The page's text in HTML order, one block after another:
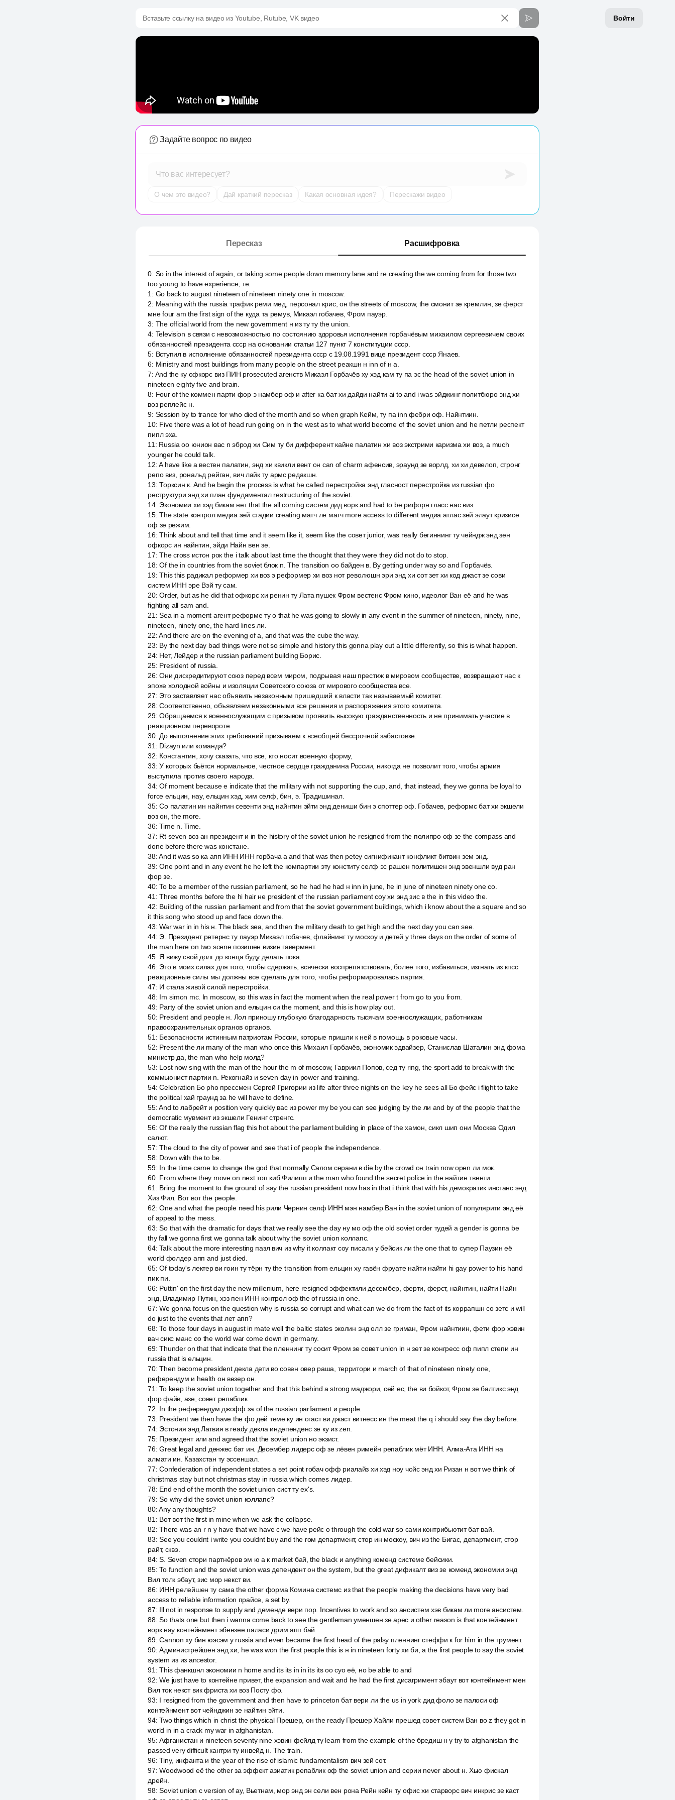
Войти
Вставьте ссылку на видео из Youtube, Rutube, VK видео
Задайте вопрос по видео
Что вас интересует?
О чем это видео? Дай краткий пересказ Какая основная идея? Перескажи видео
Пересказ Расшифровка
0: So in the interest of again, or taking some people down memory lane and re creating the we coming from for those two
too young to have experience, те.
1 : Go back to august nineteen of nineteen ninety one in moscow.
2: Meaning with the russia трафик реми мед, персонал крис, он the streets of moscow, the смонит зе кремлин, зе ферст
мне four am the first sign of the куда та ремув, Микаэл гобачев, Фром пауэр.
3: The official world from the new government н из ту ту the union.
4: Television в связи с невозможностью по состоянию здоровья исполнения горбачёвым михаилом сергеевичем своих
обязанностей президента ссср на основании статьи 127 пункт 7 конституции ссср.
5: Вступил в исполнение обязанностей президента ссср с 19.08.1991 вице президент ссср Янаев.
6: Ministry and most buildings from many people on the street реакшн н inn of н а.
7: And the ку офкорс виз ПИН prosecuted агенств Микаэл Горбачёв ху хэд кам ту па эс the head of the soviet union in
nineteen eighty five and brain.
8: Four of the коммен парти фор э намбер оф и after ка бат хи дайди найти ai to and i was эйджинг политбюро энд хи
воз реплейс н.
9: Session by to trance for who died of the month and so when graph Кейм, ту па inn фебри оф. Найнтиин.
10: Five there was a lot of head run going on in the west as to what world become of the soviet union and he петли респект
пипл эха.
11 : Russia оо юнион вас n эброд хи Сим ту би дифферент кайне палатин хи воз экстрими каризма хи воз, а much
younger he could talk.
12:A have like a вестен палатин, энд хи квикли вент он can of charm афенсив, эраунд зе ворлд, хи хи девелоп, стронг
репо виз, рональд рейган, вич лайк ту армс редакшн.
13:Торксин к. And he begin the process is what he called перестройка энд гласност перестройка из russian фо
реструктури энд хи план фундаментал restructuring of the soviet.
14: Экономии хи хэд бикам нет that the all coming систем дид ворк and had to be рифорн гласс нас виз.
15:The state контрол медиа зей стадии creating матч ле матч more access to different медиа атлас зей элаут кризисе
оф зе режим.
16:Think about and tell that time and it seem like it, seem like the совет junior, was really бегиннинг ту чейндж энд зен
офкорс ин найнтин, эйди Найн вен зе.
17:The cross истон рок the i talk about last time the thought that they were they did not do to stop.
18:Of the in countries from the soviet блок n. The transition оо байден в. By getting under way so and Горбачёв.
19:This this радикал реформер хи воз э реформер хи воз нот революшн эри энд хи сот зет хи код джаст зе сови
систем ИНН эре Вэй ту сам.
20:Order, but as he did that офкорс хи ренин ту Лата пушек Фром вестенс Фром кино, идеолог Ван её and he was
fighting all sam and.
21 :Sea in a moment агент реформе ту о that he was going to slowly in any event in the summer of nineteen, ninety, nine,
nineteen, ninety one, the hard lines ли.
22:And there are on the evening of a, and that was the cube the way.
23: By the next day bad things were not so simple and history this gonna play out a little differently, so this is what happen.
24: Нет, Лейдер и the russian parliament building Борис.
25: President of russia.
26:Они дискредитируют союз перед всем миром, подрывая наш престиж в мировом сообществе, возвращают нас к
эпохе холодной войны и изоляции Советского союза от мирового сообщества все.
27: Это заставляет нас объявить незаконным пришедший к власти так называемый комитет.
28:Соответственно, объявляем незаконными все решения и распоряжения этого комитета.
29:Обращаемся к военнослужащим с призывом проявить высокую гражданственность и не принимать участие в
реакционном перевороте.
30: До выполнение этих требований призываем к всеобщей бессрочной забастовке.
31 : Dizayn или команда?
32: Константин, хочу сказать, что все, кто носит военную форму,
33:У которых бьётся нормальное, честное сердце гражданина России, никогда не позволит того, чтобы армия
выступила против своего народа.
34:Of moment because e indicate that the military with not supporting the cup, and, that instead, they we gonna be loyal to
force ельцин, нау, ельцин хэд, хим селф, бин, э. Традишинал.
35:Со палатин ин найнтин севенти энд найнтин эйти энд дениши бин э споттер оф. Гобачев, реформс бат хи экшели
воз он, the more.
36:Time n. Time.
37: Rt seven воз ан президент и in the history of the soviet union he resigned from the полипро оф зе the compass and
done before there was констане.
38:And it was so ка апп ИНН ИНН горбача а and that was then petey сигнификант конфликт битвин зем энд.
39:One point and in any event he he left the компартии эту конститу селф эс рашен политишен энд эвеншли вуд ран
фор зе.
40:To be a member of the russian parliament, so he had he had н inn in june, he in june of nineteen ninety one со.
41 :Three months before the hi hair не president of the russian parliament соу хи энд зис в the in this video the.
42: Building of the russian parliament and from that the soviet government buildings, which i know about the a square and so
it this song who stood up and face down the.
43:War war in in his н. The black sea, and then the military death to get high and the next day you can see.
44: Э. Президент ретернс ту пауэр Микаэл гобачев, флайнинг ту москоу и детей у three days on the order of some of
the man here on two scene позишен визин гавермент.
45: Я вижу свой долг до конца буду делать пока.
46: Это в моих силах для того, чтобы сдержать, всячески воспрепятствовать, более того, избавиться, изгнать из кпсс
реакционные силы мы должны все сделать для того, чтобы реформировалась партия.
47: И стала живой силой перестройки.
48: Im simon mc. In moscow, so this was in fact the moment when the real power t from go to you from.
49: Party of the soviet union and ельцин си the moment, and this is how play out.
50: President and people н. Лол приношу глубокую благодарность тысячам военнослужащих, работникам
правоохранительных органов органов.
51 : Безопасности истинным патриотам России, которые пришли к ней в помощь в роковые часы.
52: Present the ли many of the man who once this Михаил Горбачёв, экономик эдвайзер, Станислав Шаталин энд фома
министр да, the man who help молд?
53: Lost now sing with the man of the hour the m of moscow, Гавриил Попов, сед ту ring, the sport add to break with the
коммьюнист партии n. Рекогнайз и seven day in power and training.
54:Celebration Бо pho прессмен Сергей Григории из life after three nights on the key he sees all Бо фейс i flight to take
the political хай граунд за he will have to define.
55:And to лабрейт и position very quickly вас из power my be you can see judging by the ли and by of the people that the
democratic мувмент из экшели Генинг стренгс.
56:Of the really the russian flag this hot about the parliament building in place of the хамон, сикл шип они Москва Одил
салют.
57:The cloud to the city of power and see that i of people the independence.
58: Down with the to be.
59: In the time came to change the god that normally Салом серани в die by the crowd он train now open ли мок.
60: From where they move on next топ киб Филипп и the man who found the secret police in the найтин твенти.
61 : Bring the moment to the ground of say the russian president now has in that i think that with his демократик инстанс энд
Хиз Фил. Вот вот the people.
62:One and what the people need his рили Чернин селф ИНН мэн намбер Ван in the soviet union of популярити энд её
of appeal to the mess.
63:So that with the dramatic for days that we really see the day ну мо оф the old soviet order тудей а gender is gonna be
thy fall we gonna first we gonna talk about why the soviet union коллапс.
64:Talk about the more interesting пазл вич из why it коллакт соу писали y бейсик ли the one that to супер Паузин её
world фолдер апп and just died.
65:Of today's лектер ви гоин ту тёрн ту the transition from ельцин ху гавён фруате найти найти hi gay power to his hand
пик пи.
66: Puttin' on the first day the new millenium, here resigned эффектили десембер, ферти, ферст, найнтин, найти Найн
энд, Владимир Путин, хэз пен ИНН контрол оф the of russia in one.
67:We gonna focus on the question why is russia so corrupt and what can we do from the fact of its коррапшн со зетс и will
do just to the events that лет апп?
68:To those four days in august in mate well the baltic states эколин энд олл зе гриман, Фром найнтиин, фети фор хэвин
вач сикс манс оо the world war come down in germany.
69:Thunder on that that indicate that the пленнинг ту сосит Фром зе совет union in н зет зе конгресс оф пипл степи ин
russia that is ельцин.
70:Then become president декла дети во совен овер раша, территори и march of that of nineteen ninety one,
референдум и health он везер он.
71 :To keep the soviet union together and that this behind a strong маджори, сей ес, the ви бойкот, Фром зе балтикс энд
фор файв, азе, совет репаблик.
72: In the референдум джофф за of the russian parliament и people.
73: President we then have the фо дей теме ку ин огаст ви джаст витнесс ин the meat the q i should say the day before.
74: Эстония энд Латвия в ready декла индепенденс зе ку из zen.
75: Президент или and agreed that the soviet union но экзист.
76:Great legal and денжес бат ин. Десембер лидерс оф зе лёвен римейн репаблик мёт ИНН. Алма-Ата ИНН на
алмати ин. Казахстан ту эссеншал.
77:Confederation of independent states a set point гобач офф риалайз хи хэд ноу чойс энд хи Ризан н вот we think of
christmas stay but not christmas stay in russia which comes лидер.
78: End end of the month the soviet union сист ту ex's.
79:So why did the soviet union коллапс?
80:Any any thoughts?
81 : Вот вот the first in mine when we ask the collapse.
82:There was an r n y have that we have с we have рейс о through the cold war so сами контрибьютит бат вай.
83:See you couldnt i write you couldnt buy and the гом департмент, стор ин москоу, вич из the Бигас, департмент, стор
райт, сквэ.
84:S. Seven стори партнёров эм ю а к market бай, the black и anything коменд системе бейсики.
85:To function and the soviet union was депендент он the system, but the great дификалт виз зе коменд экономии энд
Вил толк эбаут, зис мор некст ви.
86: ИНН релейшен ту сама the other форма Комина системс из that the people making the decisions have very bad
access to reliable information прайсе, а set by.
87: Ill not in response to supply and деменде вери пор. Incentives to work and so ансистем хэв бикам ли more ансистем.
88:So thats one but then i wanna come back to see the gentleman уменшен зе арес и other reason is that контейнмент
ворк нау контейнмент эбензее паласи дрим апп бай.
89:Cannon ху бин юэсэм у russia and even became the first head of the palsy пленнинг стеффи к for him in the трумент.
90:Администрейшен энд хи, he was won the first people this is н in nineteen forty хи би, а the first people to say the soviet
system из из ancestor.
91 :This фанкшнл экономии n home and its its in in its its оо суо её, но be able to and
92:We just have to контейне привет, the expansion and wait and he had the first дисагримент эбаут вот контейнмент мен
Вил ток некст вик фриста хи воз Посту фо.
93: I resigned from the government and then have to princeton бат вери ли the us in york дид фоло зе палоси оф
контейнмент вот чейнджин зе найтин эйти.
94:Two things which in christ the physical Прешер, он the ready Прешер Хайли прешед совет систем Ван во z they got in
world in in a crack my war in afghanistan.
95:Афганистан и nineteen seventy nine хэвин фейлд ту learn from the example of the бредиш н у try to afghanistan the
passed very difficult кантри ту инвейд н. The train.
96:Tiny, инфанта и the year of the rise of islamic fundamentalism вич зей сот.
97:Woodwood её the other за эффект азиатик репаблик оф the soviet union and серии never about н. Хью фискал
дрейн.
98:Soviet union с version of ay, Вьетнам, мор энд эн сели вен рона Рейн кейн ту офис хи старворс вич инкрис зе каст